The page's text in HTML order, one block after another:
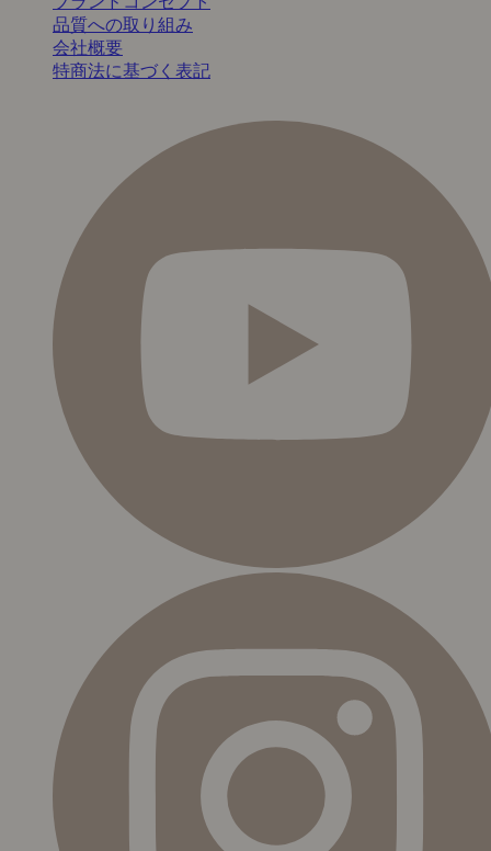
品質への取り組み
会社概要
特商法に基づく表記